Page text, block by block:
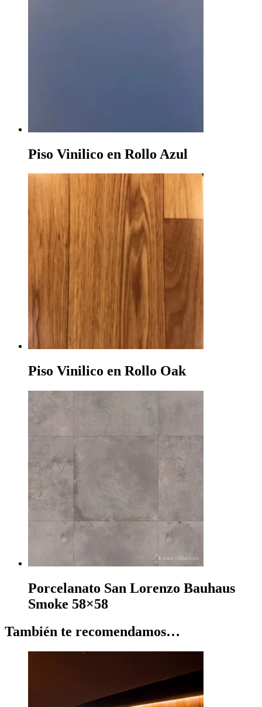
Piso Vinilico en Rollo Azul
Piso Vinilico en Rollo Oak
Porcelanato San Lorenzo Bauhaus
Smoke 58×58
También te recomendamos…